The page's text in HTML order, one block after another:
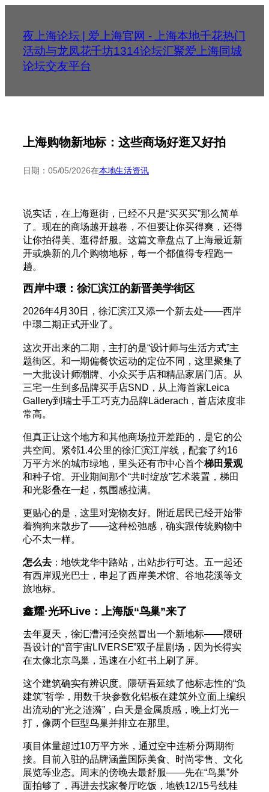
夜上海论坛 | 爱上海官网 - 上海本地千花热门
活动与龙凤花千坊1314论坛汇聚爱上海同城
论坛交友平台
上海购物新地标：这些商场好逛又好拍
日期： 05/05/2026在本地生活资讯
说实话，在上海逛街，已经不只是“买买买”那么简单
了。现在的商场越开越卷，不但要让你买得爽，还得
让你拍得美、逛得舒服。这篇文章盘点了上海最近新
开或焕新的几个购物地标，每一个都值得专程跑一
趟。
西岸中環：徐汇滨江的新晋美学街区
2026年4月30日，徐汇滨江又添一个新去处——西岸
中環二期正式开业了。
这次开出来的二期，主打的是“设计师与生活方式”主
题街区。和一期偏餐饮运动的定位不同，这里聚集了
一大批设计师潮牌、小众买手店和精品家居门店。从
三宅一生到多品牌买手店SND，从上海首家Leica
Gallery到瑞士手工巧克力品牌Läderach，首店浓度非
常高。
但真正让这个地方和其他商场拉开差距的，是它的公
共空间。紧邻1.4公里的徐汇滨江岸线，配套了约16
万平方米的城市绿地，里头还有市中心首个梯田景观
和种子馆。开业期间那个“共时绽放”艺术装置，梯田
和光影叠在一起，氛围感拉满。
更贴心的是，这里对宠物友好。附近居民已经开始带
着狗狗来散步了——这种松弛感，确实跟传统购物中
心不太一样。
怎么去：地铁龙华中路站，出站步行可达。五一起还
有西岸观光巴士，串起了西岸美术馆、谷地花溪等文
旅地标。
鑫耀·光环Live：上海版“鸟巢”来了
去年夏天，徐汇漕河泾突然冒出一个新地标——隈研
吾设计的“音宇宙LIVERSE”双子星剧场，因为长得实
在太像北京鸟巢，迅速在小红书上刷了屏。
这个建筑确实有辨识度。隈研吾延续了他标志性的“负
建筑”哲学，用数千块参数化铝板在建筑外立面上编织
出流动的“光之涟漪”，白天是金属质感，晚上灯光一
打，像两个巨型鸟巢并排立在那里。
项目体量超过10万平方米，通过空中连桥分两期衔
接。目前入驻的品牌涵盖国际美食、时尚零售、文化
展览等业态。周末的傍晚去最舒服——先在“鸟巢”外
面拍够了，再进去找家餐厅吃饭，地铁12/15号线桂